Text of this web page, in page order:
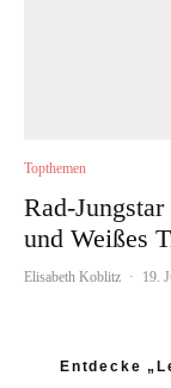
Topthemen
Rad-
und Weißes
Elisabeth Koblitz · 19.
Entdecke